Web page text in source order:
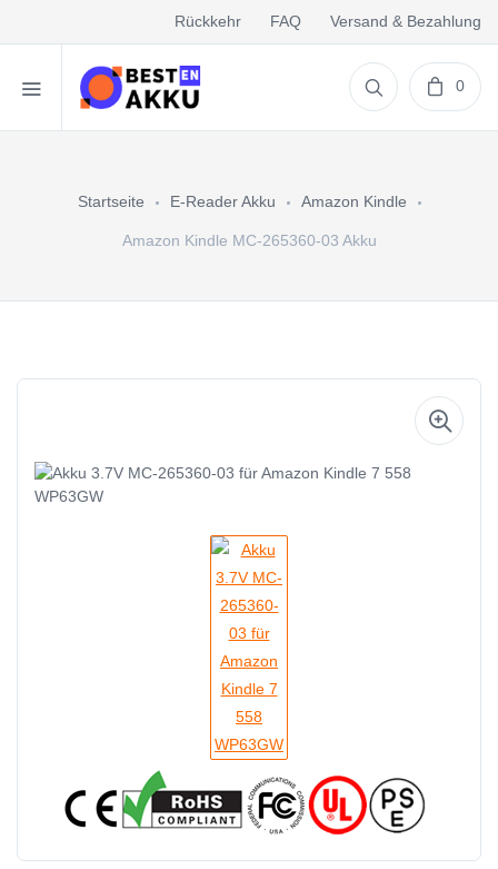
Rückkehr FAQ Versand & Bezahlung
0
Startseite E-Reader Akku Amazon Kindle
Amazon Kindle MC-265360-03 Akku